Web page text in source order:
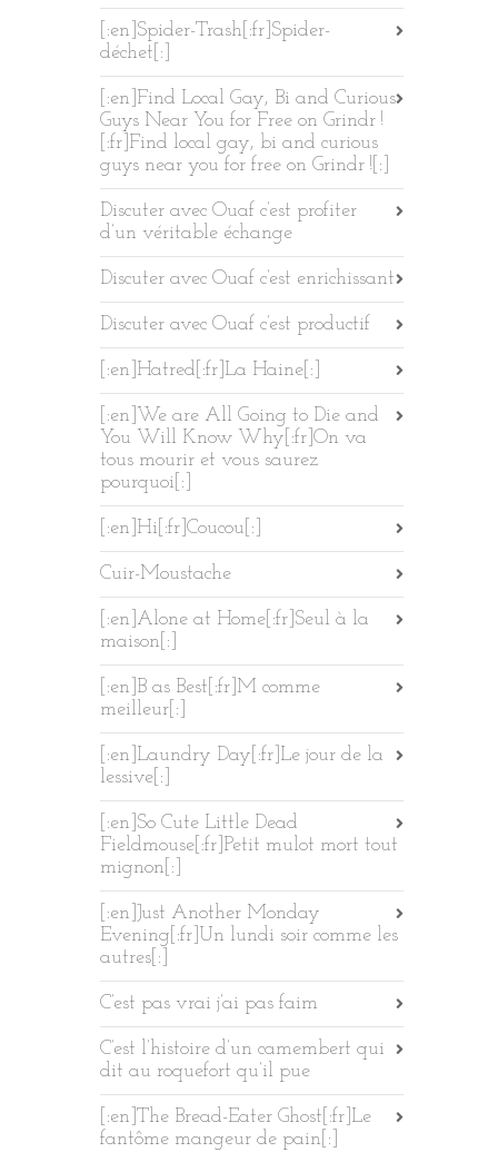
[:en]Spider-Trash[:fr]Spider-
déchet[:]
[:en]Find Local Gay, Bi and Curious
Guys Near You for Free on Grindr !
[:fr]Find local gay, bi and curious
guys near you for free on Grindr ![:]
Discuter avec Ouaf c’est profiter
d’un véritable échange
Discuter avec Ouaf c’est enrichissant
Discuter avec Ouaf c’est productif
[:en]Hatred[:fr]La Haine[:]
[:en]We are All Going to Die and
You Will Know Why[:fr]On va
tous mourir et vous saurez
pourquoi[:]
[:en]Hi[:fr]Coucou[:]
Cuir-Moustache
[:en]Alone at Home[:fr]Seul à la
maison[:]
[:en]B as Best[:fr]M comme
meilleur[:]
[:en]Laundry Day[:fr]Le jour de la
lessive[:]
[:en]So Cute Little Dead
Fieldmouse[:fr]Petit mulot mort tout
mignon[:]
[:en]Just Another Monday
Evening[:fr]Un lundi soir comme les
autres[:]
C’est pas vrai j’ai pas faim
C’est l’histoire d’un camembert qui
dit au roquefort qu’il pue
[:en]The Bread-Eater Ghost[:fr]Le
fantôme mangeur de pain[:]